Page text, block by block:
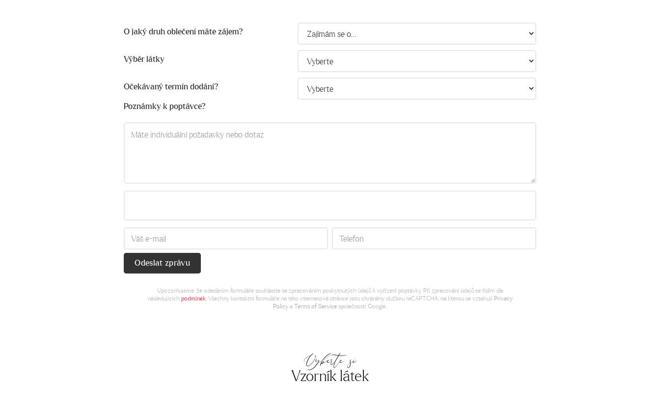
O jaký druh oblečení máte zájem?
Výběr látky
Očekávaný termín dodání?
Poznámky k poptávce?
Upozorňujeme, že odesláním formuláře souhlasíte se zpracováním poskytnutých údajů k vyřízení poptávky. Při zpracování údajů se řídím dle
následujících podmínek. Všechny kontaktní formuláře na této internetové stránce jsou chráněny službou reCAPTCHA, na kterou se vztahujíPrivacy
Policya Terms of Servicespolečnosti Google.
Vyberte si
Vzorník látek